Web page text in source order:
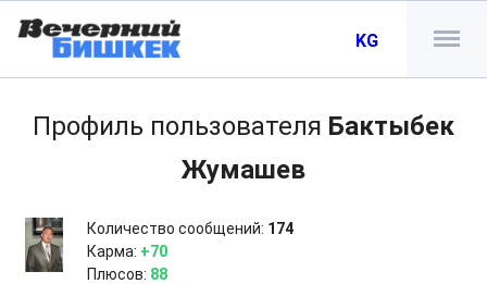
KG
Профиль пользователя Бактыбек
Жумашев
Количество сообщений: 174
Карма: +70
Плюсов: 88